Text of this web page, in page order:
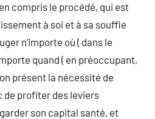
compris le procédé, qui est
à soi et à sa souffle
n’importe où ( dans le
quand ( en préoccupant,
présent la nécessité de
de profiter des leviers
son capital santé, et